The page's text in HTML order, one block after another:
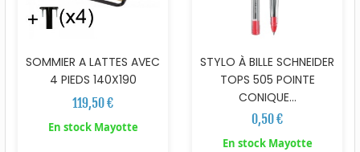
SOMMIER A LATTES AVEC
4 PIEDS 140X190
119,50 €
En stock Mayotte
STYLO À BILLE SCHNEIDER
TOPS 505 POINTE
CONIQUE...
0,50 €
En stock Mayotte